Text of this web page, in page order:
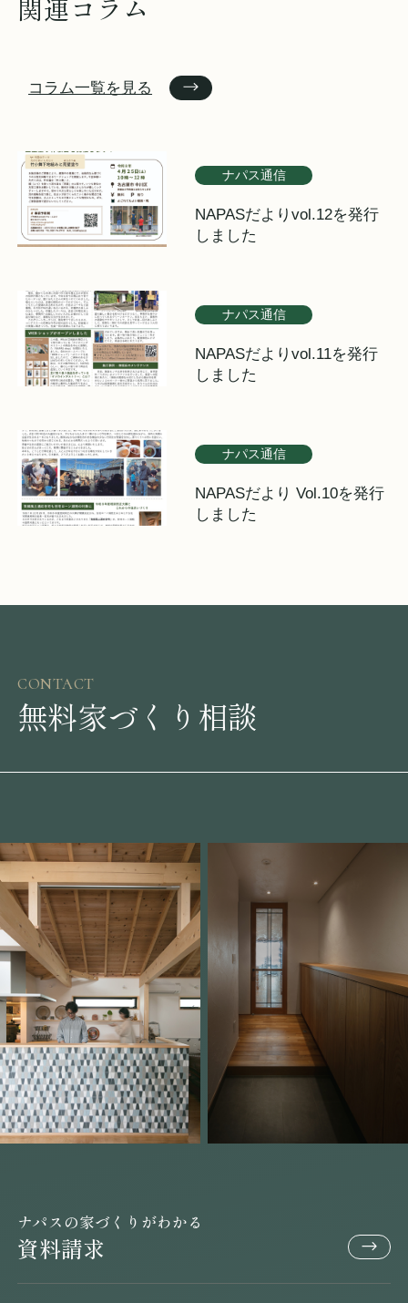
関連コラム
コラム一覧を見る
ナパス通信
NAPASだよりvol.12を発行
しました
ナパス通信
NAPASだよりvol.11を発行
しました
ナパス通信
NAPASだより Vol.10を発行
しました
CONTACT
無料家づくり相談
ナパスの家づくりがわかる
資料請求